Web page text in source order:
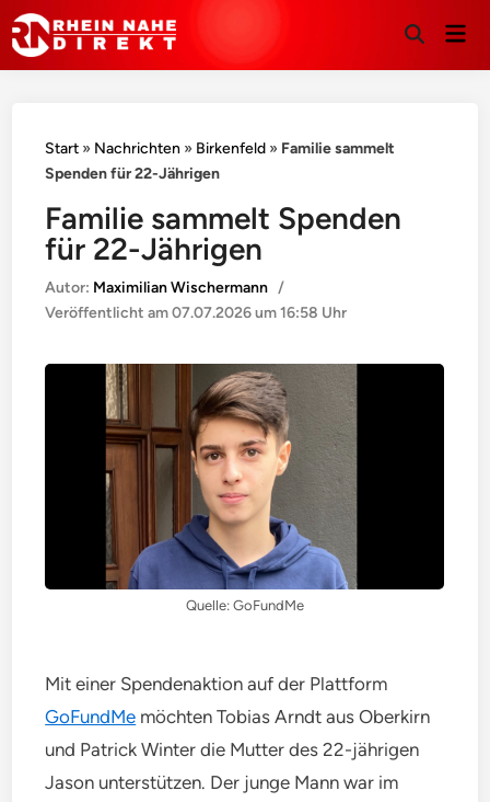
Suche
Start » Nachrichten » Birkenfeld » Familie sammelt
Spenden für 22-Jährigen
Familie sammelt Spenden
für 22-Jährigen
Autor: Maximilian Wischermann /
Veröffentlicht am07.07.2026 um 16:58 Uhr
Quelle: GoFundMe
Mit einer Spendenaktion auf der Plattform
GoFundMe möchten Tobias Arndt aus Oberkirn
und Patrick Winter die Mutter des 22-jährigen
Jason unterstützen. Der junge Mann war im